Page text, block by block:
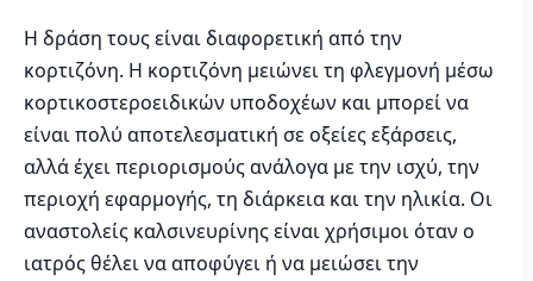
Η δράση τους είναι διαφορετική από την
κορτιζόνη. Η κορτιζόνη μειώνει τη φλεγμονή μέσω
κορτικοστεροειδικών υποδοχέων και μπορεί να
είναι πολύ αποτελεσματική σε οξείες εξάρσεις,
αλλά έχει περιορισμούς ανάλογα με την ισχύ, την
περιοχή εφαρμογής, τη διάρκεια και την ηλικία. Οι
αναστολείς καλσινευρίνης είναι χρήσιμοι όταν ο
ιατρός θέλει να αποφύγει ή να μειώσει την